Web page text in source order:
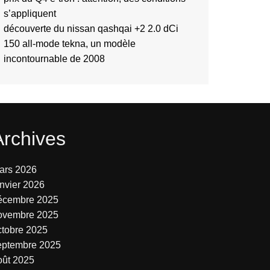
s’appliquent
découverte du nissan qashqai +2 2.0 dCi
150 all-mode tekna, un modèle
incontournable de 2008
2026
2026
2025
2025
2025
2025
2025